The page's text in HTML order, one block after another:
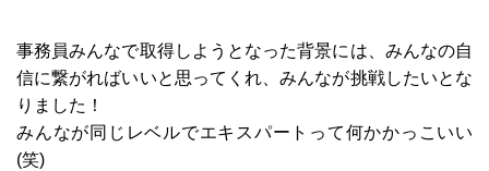
事務員みんなで取得しようとなった背景には、みんなの自
信に繋がればいいと思ってくれ、みんなが挑戦したいとな
りました！
みんなが同じレベルでエキスパートって何かかっこいい
(笑)